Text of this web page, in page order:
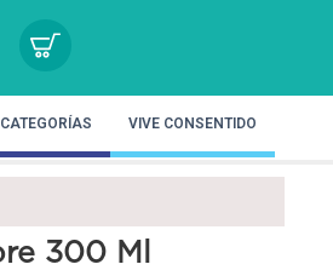
VIVE CONSENTIDO
300 Ml